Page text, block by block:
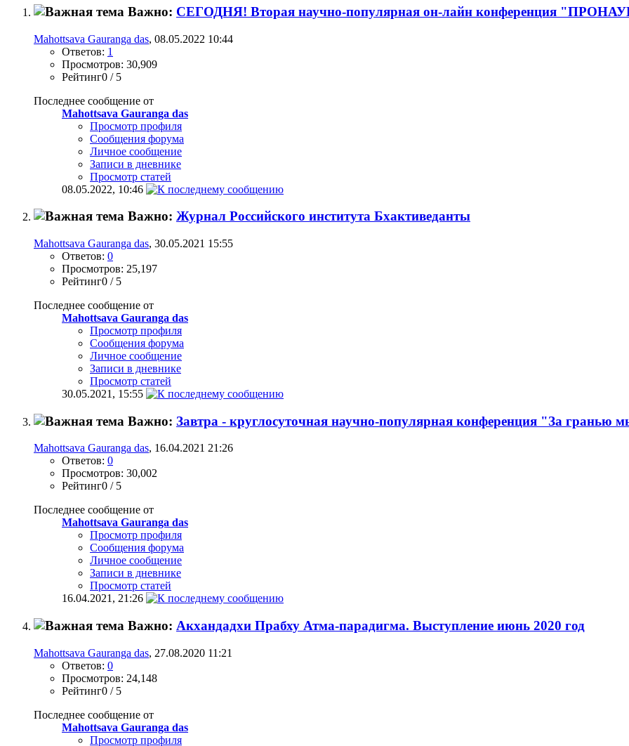
Важно: СЕГОДНЯ! Вторая научно-популярная он-лайн конференция
Mahottsava Gauranga das, 08.05.2022 10:44
Ответов: 1
Просмотров: 30,909
Рейтинг0 / 5
Последнее сообщение от
Mahottsava Gauranga das
Просмотр профиля
Сообщения форума
Личное сообщение
Записи в дневнике
Просмотр статей
08.05.2022, 10:46
Важно: Журнал Российского института Бхактиведанты
Mahottsava Gauranga das, 30.05.2021 15:55
Ответов: 0
Просмотров: 25,197
Рейтинг0 / 5
Последнее сообщение от
Mahottsava Gauranga das
Просмотр профиля
Сообщения форума
Личное сообщение
Записи в дневнике
Просмотр статей
30.05.2021, 15:55
Важно: Завтра - круглосуточная научно-популярная конференция "За гранью
Mahottsava Gauranga das, 16.04.2021 21:26
Ответов: 0
Просмотров: 30,002
Рейтинг0 / 5
Последнее сообщение от
Mahottsava Gauranga das
Просмотр профиля
Сообщения форума
Личное сообщение
Записи в дневнике
Просмотр статей
16.04.2021, 21:26
Важно: Акхандадхи Прабху Атма-парадигма. Выступление июнь 2020 год
Mahottsava Gauranga das, 27.08.2020 11:21
Ответов: 0
Просмотров: 24,148
Рейтинг0 / 5
Последнее сообщение от
Mahottsava Gauranga das
Просмотр профиля